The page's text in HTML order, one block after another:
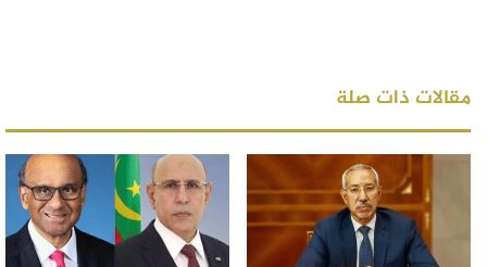
مقالات ذات صلة